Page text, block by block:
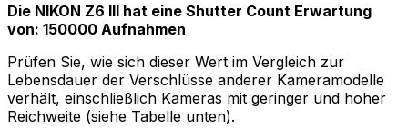
Die NIKON Z6 III hat eine Shutter Count Erwartung
von: 150000 Aufnahmen
Prüfen Sie, wie sich dieser Wert im Vergleich zur
Lebensdauer der Verschlüsse anderer Kameramodelle
verhält, einschließlich Kameras mit geringer und hoher
Reichweite (siehe Tabelle unten).